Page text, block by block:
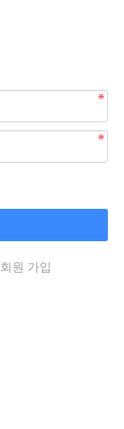
회원 가입